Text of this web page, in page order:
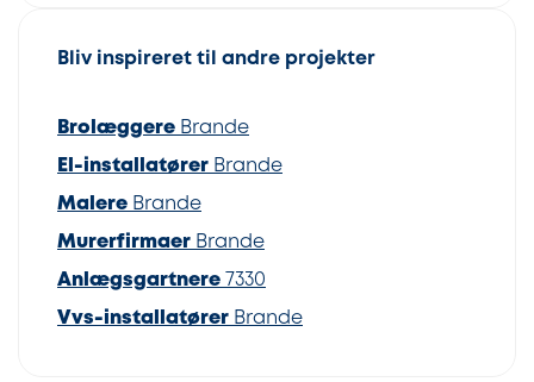
Bliv inspireret til andre projekter
Brolæggere Brande
El-installatører Brande
Malere Brande
Murerfirmaer Brande
Anlægsgartnere 7330
Vvs-installatører Brande